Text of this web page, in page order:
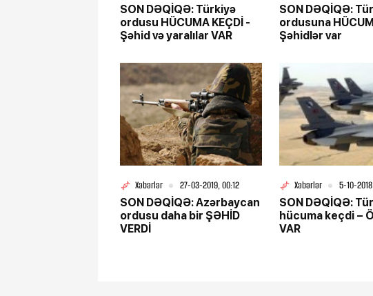
SON DƏQİQƏ: Türkiyə
ordusu HÜCUMA KEÇDİ -
Şəhid və yaralılar VAR
SON DƏQİQƏ:
ordusuna
Şəhidlər var
Xəbərlər
27-03-2019, 00:12
SON DƏQİQƏ: Azərbaycan
ordusu daha bir ŞƏHİD
VERDİ
Xəbərlər
5-10-
SON DƏQİQƏ:
hücuma keçdi –
VAR